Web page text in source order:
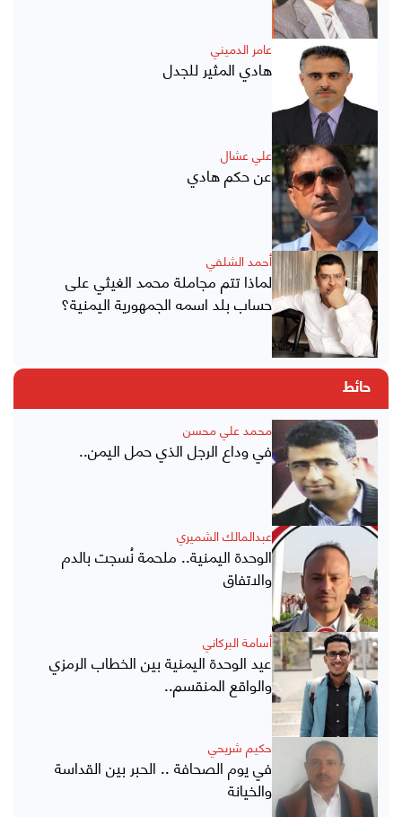
عامر الدميني
هادي المثير للجدل
علي عشال
عن حكم هادي
أحمد الشلفي
لماذا تتم مجاملة محمد الغيثي على
حساب بلد اسمه الجمهورية اليمنية؟
حائط
محمد علي محسن
في وداع الرجل الذي حمل اليمن..
عبدالمالك الشميري
الوحدة اليمنية.. ملحمة نُسجت بالدم
والاتفاق
أسامة البركاني
عيد الوحدة اليمنية بين الخطاب الرمزي
والواقع المنقسم..
حكيم شريحي
في يوم الصحافة .. الحبر بين القداسة
والخيانة